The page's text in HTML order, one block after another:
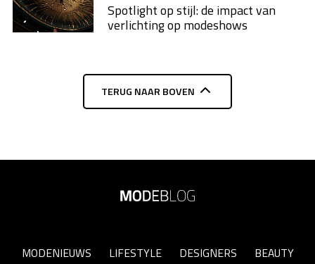
Spotlight op stijl: de impact van
verlichting op modeshows
TERUG NAAR BOVEN
MODENIEUWS LIFESTYLE DESIGNERS BEAUTY